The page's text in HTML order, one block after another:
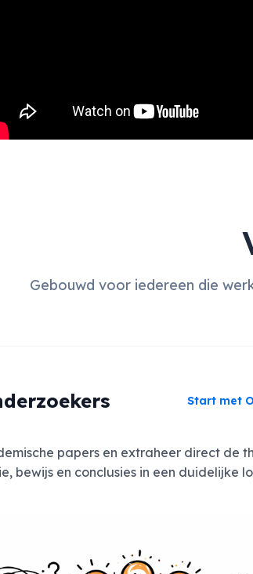
Gebouwd voor iedereen die
Start met
papers en extraheer direct de
bewijs en conclusies in een duidelijke